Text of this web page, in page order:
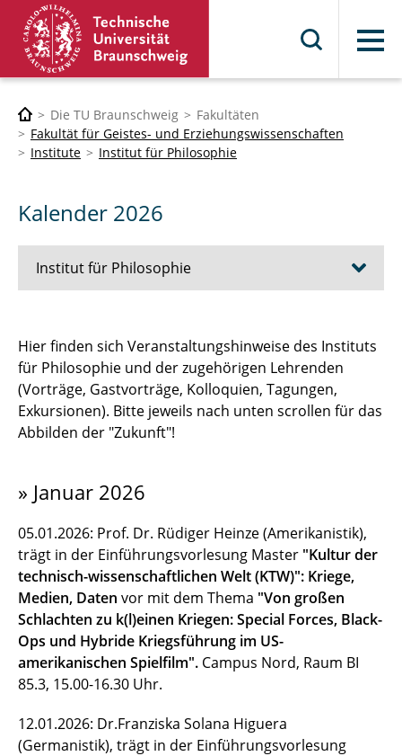
Menü
Die TU Braunschweig
Fakultäten
Fakultät für Geistes- und Erziehungswissenschaften
Institute
Institut für Philosophie
Kalender 2026
Institut für Philosophie
Das Institut für Philosophie wird 100 Jahre alt
Kontakt
Kalender 2026
Kalender 2027
Personen
Studium
Konferenzen
Forschung
Das Recht zu vererben (DFG)
Hier finden sich Veranstaltungshinweise des Instituts
für Philosophie und der zugehörigen Lehrenden
(Vorträge, Gastvorträge, Kolloquien, Tagungen,
Exkursionen). Bitte jeweils nach unten scrollen für das
Abbilden der "Zukunft"!
» Januar 2026
05.01.2026: Prof. Dr. Rüdiger Heinze (Amerikanistik),
trägt in der Einführungsvorlesung Master "Kultur der
technisch-wissenschaftlichen Welt (KTW)": Kriege,
Medien, Daten vor mit dem Thema "Von großen
Schlachten zu k(l)einen Kriegen: Special Forces, Black-
Ops und Hybride Kriegsführung im US-
amerikanischen Spielfilm". Campus Nord, Raum BI
85.3, 15.00-16.30 Uhr.
12.01.2026: Dr.Franziska Solana Higuera
(Germanistik), trägt in der Einführungsvorlesung